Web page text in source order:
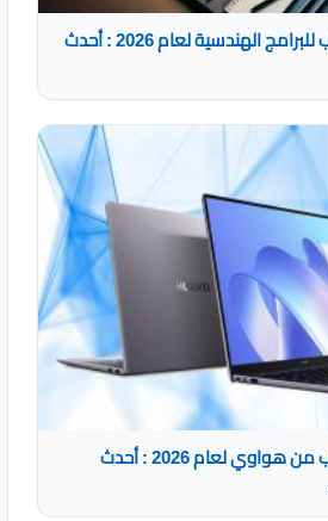
أفضل أجهزة اللاب توب للبرامج الهندسية لعام 2026 : أحدث
أفضل أجهزة اللاب توب من هواوي لعام 2026 : أحدث